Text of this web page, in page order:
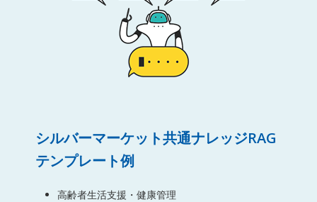
シルバーマーケット共通ナレッジRAG
テンプレート例
高齢者生活支援・健康管理